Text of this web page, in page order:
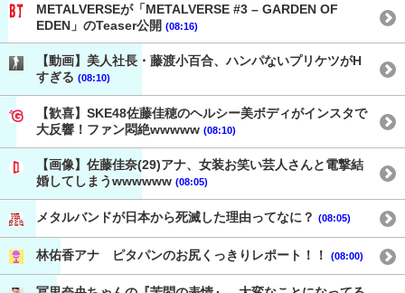
METALVERSEが「METALVERSE #3 – GARDEN OF
EDEN」のTeaser公開 (08:16)
【動画】美人社長・藤渡小百合、ハンパないプリケツがH
すぎる (08:10)
【歓喜】SKE48佐藤佳穂のヘルシー美ボディがインスタで
大反響！ファン悶絶wwwww (08:10)
【画像】佐藤佳奈(29)アナ、女装お笑い芸人さんと電撃結
婚してしまうwwwwww (08:05)
メタルバンドが日本から死滅した理由ってなに？ (08:05)
林佑香アナ ピタパンのお尻くっきりレポート！！ (08:00)